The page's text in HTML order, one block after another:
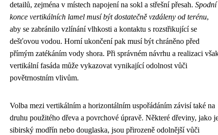
detailů, zejména v místech napojení na sokl a střešní přesah. Spodní
konce vertikálních lamel musí být dostatečně vzdáleny od terénu,
aby se zabránilo vzlínání vlhkosti a kontaktu s rozstřikující se
dešťovou vodou. Horní ukončení pak musí být chráněno před
přímým zatékáním vody shora. Při správném návrhu a realizaci
vertikální fasáda může vykazovat vynikající odolnost vůči
povětrnostním vlivům.
Volba mezi vertikálním a horizontálním uspořádáním závisí také na
druhu použitého dřeva a povrchové úpravě. Některé dřeviny, jako
sibirský modřín nebo douglaska, jsou přirozeně odolnější vůči